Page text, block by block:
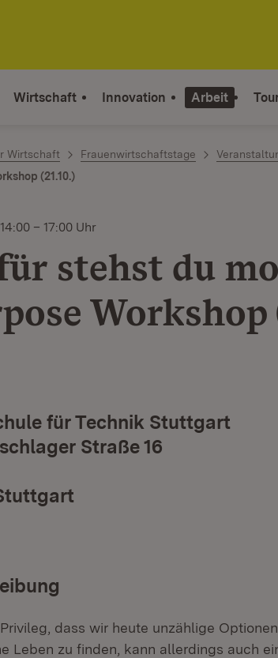
Wirtschaft Innovation Arbeit
Wirtschaft Frauenwirtschaftstage
(21.10.)
– 17:00 Uhr
stehst du
Workshop
für Technik Stuttgart
Straße 16
dass wir heute unzählige
Leben zu finden, kann allerdings auch